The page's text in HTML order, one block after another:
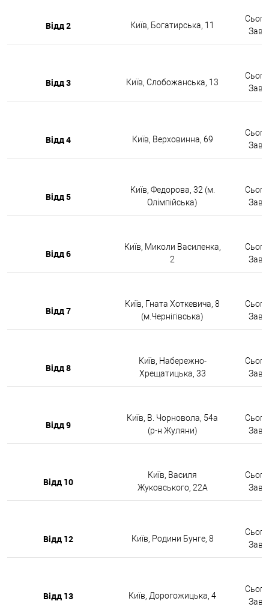
Відд 2 Київ, Богатирська, 11
Відд 3 Київ, Слобожанська, 13
Відд 4 Київ, Верховинна, 69
Відд 5
Київ, Федорова, 32 (м.
Олімпійська)
Відд 6
Київ, Миколи Василенка,
2
Відд 7
Київ, Гната Хоткевича, 8
(м.Чернігівська)
Відд 8
Київ, Набережно-
Хрещатицька, 33
Відд 9
Київ, В. Чорновола, 54а
(р-н Жуляни)
Відд 10
Київ, Василя
Жуковського, 22А
Відд 12 Київ, Родини Бунге, 8
Відд 13 Київ, Дорогожицька, 4